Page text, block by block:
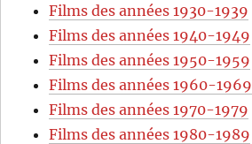
Films des années 1930-1939
Films des années 1940-1949
Films des années 1950-1959
Films des années 1960-1969
Films des années 1970-1979
Films des années 1980-1989